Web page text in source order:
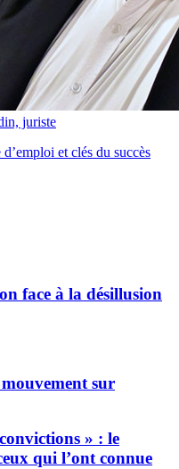
juriste
et clés du succès
face à la désillusion
sur
» : le
qui l’ont connue